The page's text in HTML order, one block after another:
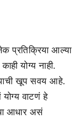
प्रतिक्रिया आल्या
योग्य नाही.
खूप सवय आहे.
योग्य वाटणं हे
आधार असं